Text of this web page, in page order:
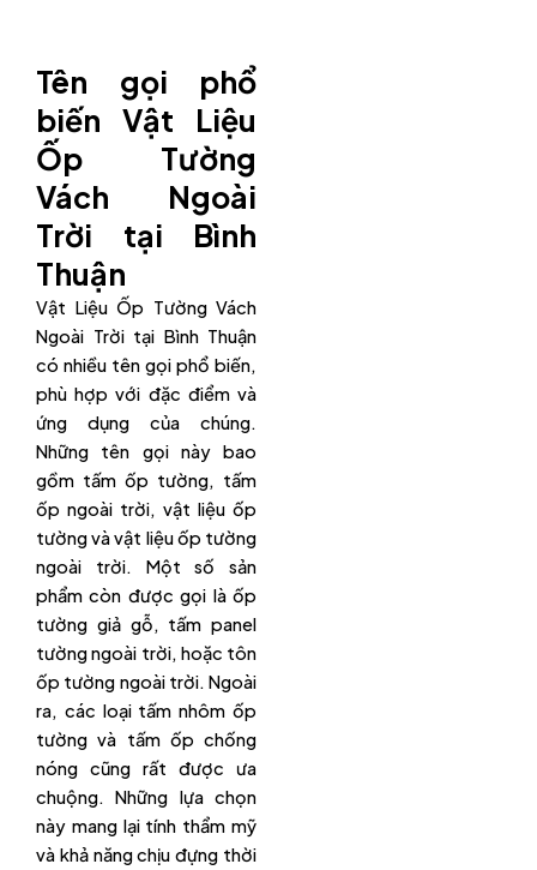
Tên gọi phổ
biến Vật Liệu
Ốp Tường
Vách Ngoài
Trời tại Bình
Thuận
Vật Liệu Ốp Tường Vách
Ngoài Trời tại Bình Thuận
có nhiều tên gọi phổ biến,
phù hợp với đặc điểm và
ứng dụng của chúng.
Những tên gọi này bao
gồm tấm ốp tường, tấm
ốp ngoài trời, vật liệu ốp
tường và vật liệu ốp tường
ngoài trời. Một số sản
phẩm còn được gọi là ốp
tường giả gỗ, tấm panel
tường ngoài trời, hoặc tôn
ốp tường ngoài trời. Ngoài
ra, các loại tấm nhôm ốp
tường và tấm ốp chống
nóng cũng rất được ưa
chuộng. Những lựa chọn
này mang lại tính thẩm mỹ
và khả năng chịu đựng thời